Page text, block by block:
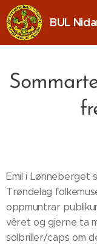
BUL
Emil i Lønneberget
Trøndelag
oppmuntrar
vêret og gjerne ta
solbriller/